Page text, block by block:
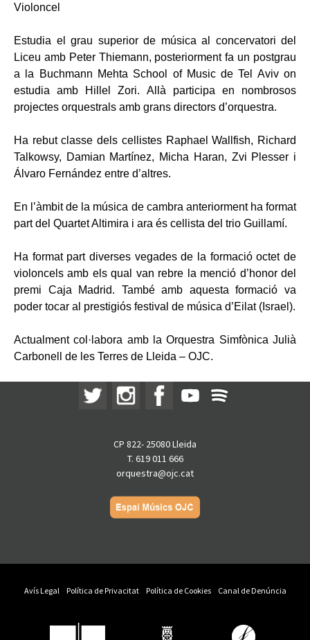
Violoncel
Estudia el grau superior de música al concervatori del
Liceu amb Peter Thiemann, posteriorment fa un postgrau
a la Buchmann Mehta School of Music de Tel Aviv on
estudia amb Hillel Zori. Allà participa en nombrosos
projectes orquestrals amb grans directors d’orquestra.
Ha rebut classe dels cellistes Raphael Wallfish, Richard
Talkowsy, Damian Martínez, Micha Haran, Zvi Plesser i
Álvaro Fernández entre d’altres.
En l’àmbit de la música de cambra anteriorment ha format
part del Quartet Altimira i ara és cellista del trio Guillamí.
Ha format part diverses vegades de la formació octet de
violoncels amb els qual van rebre la menció d’honor del
premi Caja Madrid. També amb aquesta formació va
poder tocar al prestigiós festival de música d’Eilat (Israel).
Actualment col·labora amb la Orquestra Simfònica Julià
Carbonell de les Terres de Lleida – OJC.
CP 822- 25080 Lleida
T. 619 011 666
orquestra@ojc.cat
Avís Legal Política de Privacitat Política de Cookies Canal de Denúncia